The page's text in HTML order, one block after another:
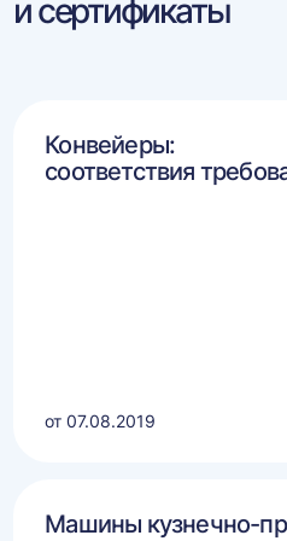
и сертификаты
Конвейеры:
соответствия
от 07.08.2019
Машины кузнечно-